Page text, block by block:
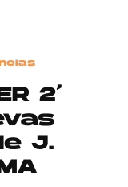
2’
J.